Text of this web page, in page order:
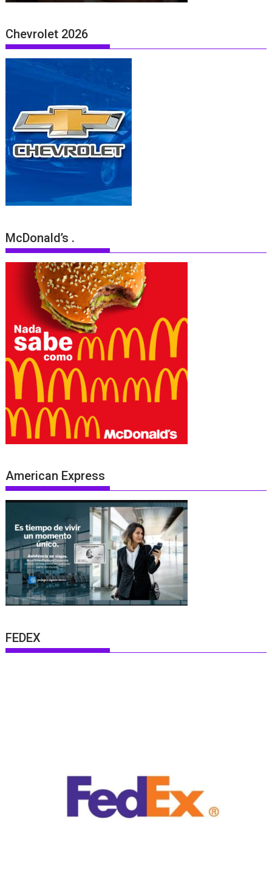
Chevrolet 2026
McDonald’s .
American Express
FEDEX